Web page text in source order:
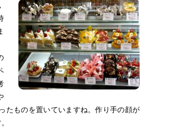
たものを置いていますね。作り手の顔が